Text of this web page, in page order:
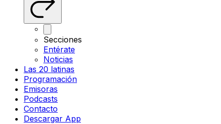
Secciones
Entérate
Noticias
Las 20 latinas
Programación
Emisoras
Podcasts
Contacto
Descargar App